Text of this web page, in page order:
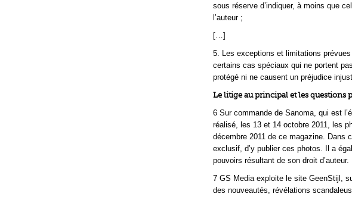
sous réserve d’indiquer, à moins que
l’auteur ;
[…]
5. Les exceptions et limitations
certains cas spéciaux qui ne portent
protégé ni ne causent un préjudice
Le litige au principal et les questions
6 Sur commande de Sanoma, qui est
réalisé, les 13 et 14 octobre 2011, les
décembre 2011 de ce magazine. Dans
exclusif, d’y publier ces photos. Il a
pouvoirs résultant de son droit d’auteur.
7 GS Media exploite le site GeenStijl,
des nouveautés, révélations